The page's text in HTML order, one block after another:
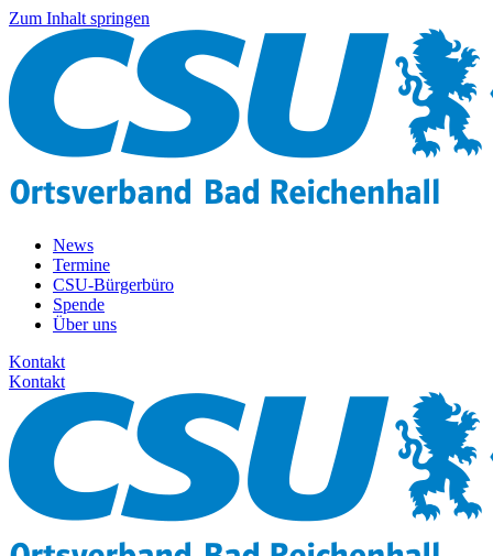
Zum Inhalt springen
News
Termine
CSU-Bürgerbüro
Spende
Über uns
Kontakt
Kontakt